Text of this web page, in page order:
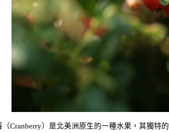
（Cranberry）是北美洲原生的一種水果，其獨特